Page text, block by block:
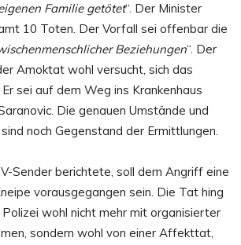
Familie getötet“. Der Minister
10 Toten. Der Vorfall sei offenbar die
Beziehungen“. Der
Amoktat wohl versucht, sich das
sei auf dem Weg ins Krankenhaus
Die genauen Umstände und
noch Gegenstand der Ermittlungen.
Sender berichtete, soll dem Angriff eine
vorausgegangen sein. Die Tat hing
wohl nicht mehr mit organisierter
sondern wohl von einer Affekttat,